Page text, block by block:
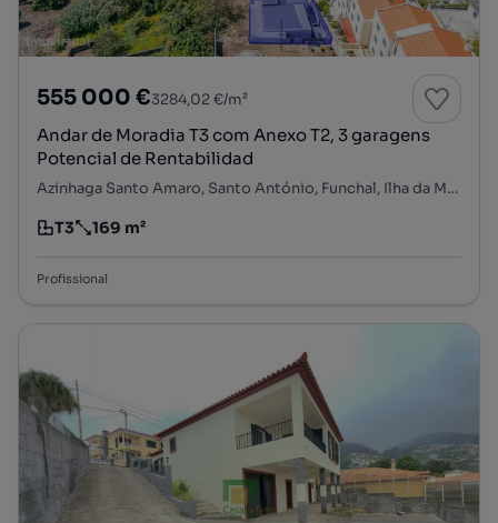
555 000 €3284,02 €/m²
Andar de Moradia T3 com Anexo T2, 3 garagens
Potencial de Rentabilidad
Azinhaga Santo Amaro, Santo António, Funchal, Ilha da Madeira
Tipologia
T3
Preço por metro quadrado
169 m²
Profissional